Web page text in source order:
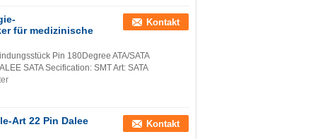
für medizinische
Kontakt
Pin 180Degree ATA/SATA
SATA Secification: SMT Art: SATA
Art 22 Pin Dalee
Kontakt